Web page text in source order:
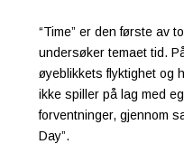
“Time” er den første av
undersøker temaet tid.
øyeblikkets flyktighet og
ikke spiller på lag med
forventninger, gjennom
Day”.